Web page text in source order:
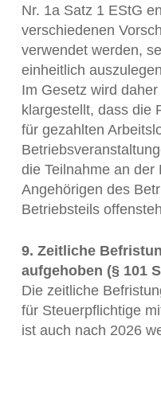
Nr. 1a Satz 1 EStG
verschiedenen
verwendet werden,
einheitlich
Im Gesetz wird
klargestellt, dass die
für gezahlten
die Teilnahme an der
Angehörigen des
Betriebsteils
9. Zeitliche
aufgehoben (§ 101
Die zeitliche
für Steuerpflichtige
ist auch nach 2026